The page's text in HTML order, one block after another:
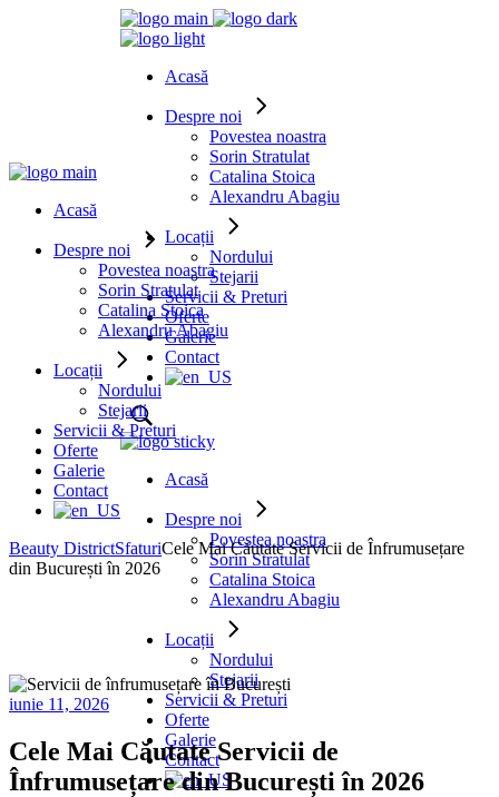
Acasă
Despre noi
Povestea noastra
Sorin Stratulat
Catalina Stoica
Alexandru Abagiu
Locații
Nordului
Stejarii
Servicii & Preturi
Oferte
Galerie
Contact
Acasă
Despre noi
Povestea noastra
Sorin Stratulat
Catalina Stoica
Alexandru Abagiu
Locații
Nordului
Stejarii
Servicii & Preturi
Oferte
Galerie
Contact
Acasă
Despre noi
Povestea noastra
Sorin Stratulat
Catalina Stoica
Alexandru Abagiu
Locații
Nordului
Stejarii
Servicii & Preturi
Oferte
Galerie
Contact
Beauty DistrictSfaturiCele Mai Căutate Servicii de Înfrumusețare
din București în 2026
iunie 11, 2026
Cele Mai Căutate Servicii de
Înfrumusețare din București în 2026